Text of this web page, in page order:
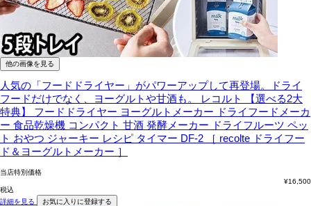
他の画像を見る
人気の「フードドライヤー」がパワーアップして再登場。ドライ
フードだけでなく、ヨーグルトや甘酒も。
レコルト 【選べる2大
特典】 フードドライヤー ヨーグルトメーカー ドライフードメーカ
ー 食品乾燥機 コンパクト 甘酒 発酵メーカー ドライフルーツ ペッ
ト おやつ ジャーキー レシピ タイマー DF-2 ［ recolte ドライフー
ド＆ヨーグルトメーカー ］
当店特別価格
¥16,500
税込
詳細を見る
お気に入りに登録する